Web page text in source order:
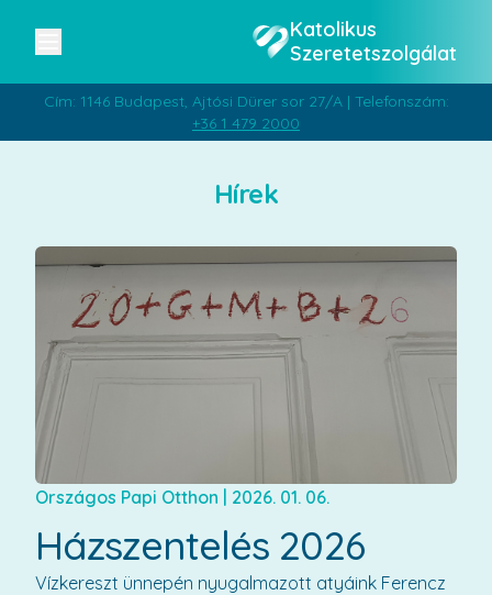
Katolikus
Szeretetszolgálat
Cím: 1146 Budapest, Ajtósi Dürer sor 27/A | Telefonszám:
+36 1 479 2000
Hírek
Országos Papi Otthon | 2026. 01. 06.
Házszentelés 2026
Vízkereszt ünnepén nyugalmazott atyáink Ferencz